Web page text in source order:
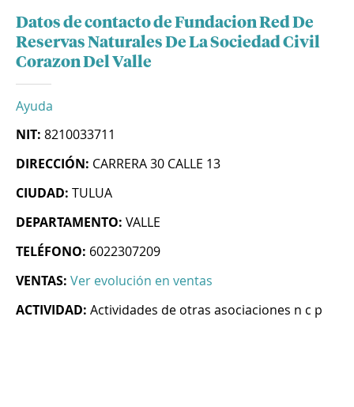
Datos de contacto de Fundacion Red De
Reservas Naturales De La Sociedad Civil
Corazon Del Valle
Ayuda
NIT: 8210033711
DIRECCIÓN: CARRERA 30 CALLE 13
CIUDAD: TULUA
DEPARTAMENTO: VALLE
TELÉFONO: 6022307209
VENTAS: Ver evolución en ventas
ACTIVIDAD: Actividades de otras asociaciones n c p